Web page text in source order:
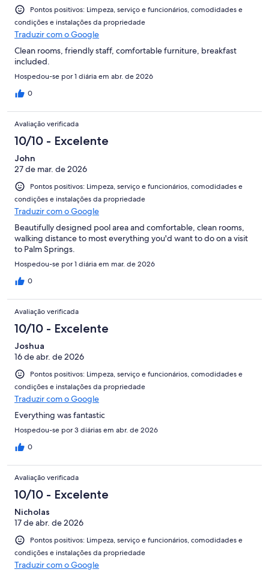
Pontos positivos: Limpeza, serviço e funcionários, comodidades e
condições e instalações da propriedade
Traduzir com o Google
Clean rooms, friendly staff, comfortable furniture, breakfast
included.
Hospedou-se por 1 diária em abr. de 2026
0
Avaliação verificada
10/10 - Excelente
John
27 de mar. de 2026
Pontos positivos: Limpeza, serviço e funcionários, comodidades e
condições e instalações da propriedade
Traduzir com o Google
Beautifully designed pool area and comfortable, clean rooms,
walking distance to most everything you'd want to do on a visit
to Palm Springs.
Hospedou-se por 1 diária em mar. de 2026
0
Avaliação verificada
10/10 - Excelente
Joshua
16 de abr. de 2026
Pontos positivos: Limpeza, serviço e funcionários, comodidades e
condições e instalações da propriedade
Traduzir com o Google
Everything was fantastic
Hospedou-se por 3 diárias em abr. de 2026
0
Avaliação verificada
10/10 - Excelente
Nicholas
17 de abr. de 2026
Pontos positivos: Limpeza, serviço e funcionários, comodidades e
condições e instalações da propriedade
Traduzir com o Google